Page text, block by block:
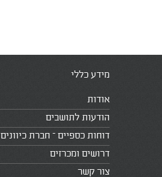
מידע כללי
אודות
הודעות לתושבים
דוחות כספיים – חברת כיוונים
דרושים ומכרזים
צור קשר